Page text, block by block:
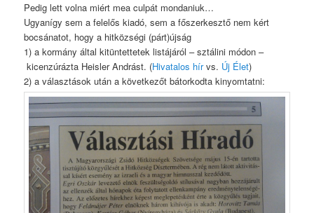
Pedig lett volna miért mea culpát mondaniuk…
Ugyanígy sem a felelős kiadó, sem a főszerkesztő nem kért
bocsánatot, hogy a hitközségi (párt)újság
1) a kormány által kitüntettetek listájáról – sztálini módon –
kicenzúrázta Heisler Andrást. (Hivatalos hírvs. Új Élet)
2) a választások után a következőt bátorkodta kinyomtatni: